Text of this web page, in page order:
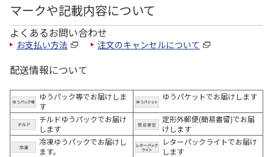
マークや記載内容について
よくあるお問い合わせ
お支払い方法 注文のキャンセルについて
配送情報について
ゆうパック等でお届けしま
す
ゆうパケットでお届けします
チルドゆうパックでお届け
します
定形外郵便(簡易書留)でお届
けします
冷凍ゆうパックでお届けし
ます。
レターパックライトでお届け
します